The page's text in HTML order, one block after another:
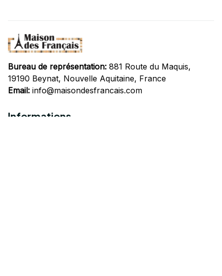
Bureau de représentation: 881 Route du Maquis,
19190 Beynat, Nouvelle Aquitaine, France
Email: info@maisondesfrancais.com
Informations